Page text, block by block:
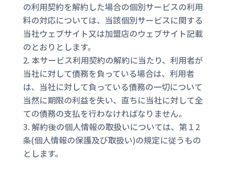
の利用契約を解約した場合の個別サービスの利用
料の対応については、当該個別サービスに関する
当社ウェブサイト又は加盟店のウェブサイト記載
のとおりとします。
本サービス利用契約の解約に当たり、利用者が
当社に対して債務を負っている場合は、利用者
は、当社に対して負っている債務の一切について
当然に期限の利益を失い、直ちに当社に対して全
ての債務の支払を行わなければなりません。
解約後の個人情報の取扱いについては、第１2
条(個人情報の保護及び取扱い)の規定に従うもの
とします。